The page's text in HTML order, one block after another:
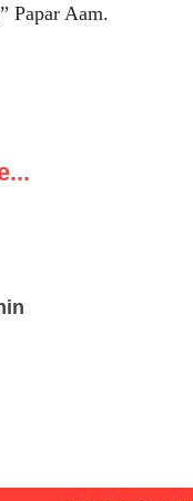
Papar Aam.